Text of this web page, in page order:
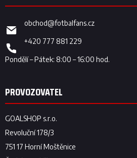
obchod@fotbalfans.cz
+420 777 881 229